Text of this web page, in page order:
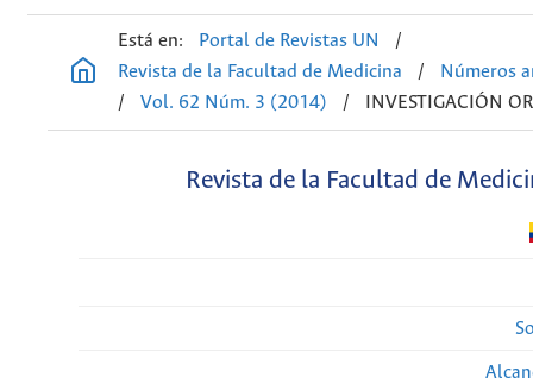
Está en: Portal de Revistas UN
/
Revista de la Facultad de Medicina
/
Números
/
Vol. 62 Núm. 3 (2014) / INVESTIGACIÓN
Revista de la Facultad de